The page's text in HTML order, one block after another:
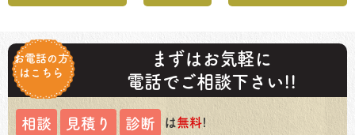
お電話の方
はこちら
まずはお気軽に
電話でご相談下さい!!
相談 見積り 診断 は無料!